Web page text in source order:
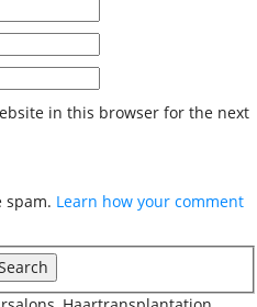
in this browser for the next
spam. Learn how your comment